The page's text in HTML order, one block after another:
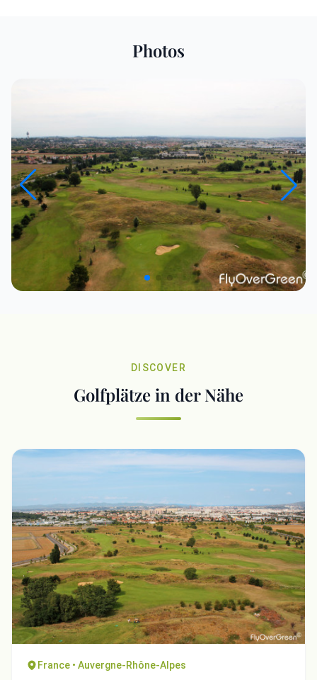
Photos
DISCOVER
Golfplätze in der Nähe
France • Auvergne-Rhône-Alpes